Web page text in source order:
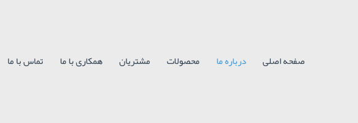
صفحه اصلی درباره ما محصولات مشتریان همکاری با ما تماس با ما